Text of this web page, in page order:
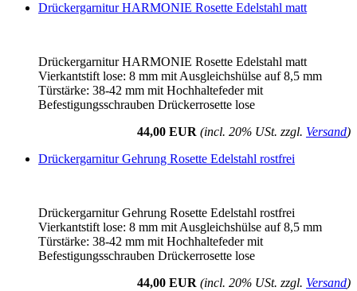
Drückergarnitur HARMONIE Rosette Edelstahl matt
Drückergarnitur HARMONIE Rosette Edelstahl matt
Vierkantstift lose: 8 mm mit Ausgleichshülse auf 8,5 mm
Türstärke: 38-42 mm mit Hochhaltefeder mit
Befestigungsschrauben Drückerrosette lose
44,00 EUR (incl. 20% USt. zzgl. Versand)
Drückergarnitur Gehrung Rosette Edelstahl rostfrei
Drückergarnitur Gehrung Rosette Edelstahl rostfrei
Vierkantstift lose: 8 mm mit Ausgleichshülse auf 8,5 mm
Türstärke: 38-42 mm mit Hochhaltefeder mit
Befestigungsschrauben Drückerrosette lose
44,00 EUR (incl. 20% USt. zzgl. Versand)